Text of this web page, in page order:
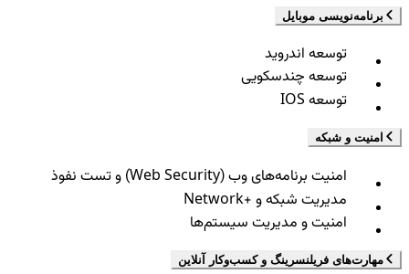
برنامه‌نویسی موبایل
توسعه اندروید
توسعه چندسکویی
توسعه IOS
امنیت و شبکه
امنیت برنامه‌های وب (Web Security) و تست نفوذ
مدیریت شبکه و +Network
امنیت و مدیریت سیستم‌ها
مهارت‌های فریلنسرینگ و کسب‌وکار آنلاین